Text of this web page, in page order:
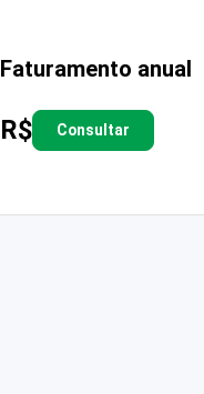
Faturamento anual
R$ Consultar